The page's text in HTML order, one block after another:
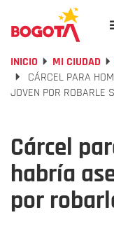
INICIO MI CIUDAD
CÁRCEL PARA
JOVEN POR ROBARLE
Cárcel
habría
por